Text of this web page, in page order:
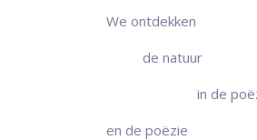
We ontdekken
de natuur
in de
en de poëzie